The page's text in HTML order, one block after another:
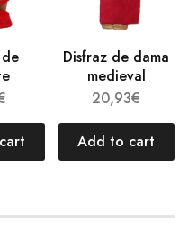
Disfraz de dama
medieval
20,93€
Add to cart